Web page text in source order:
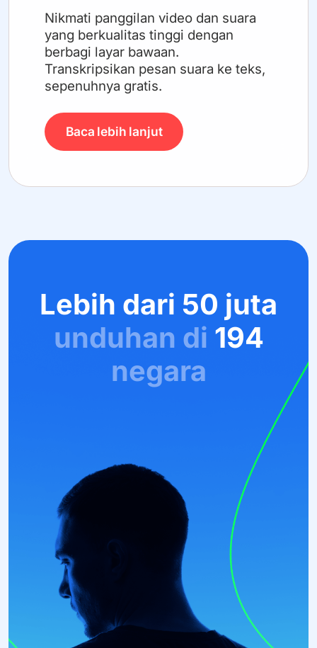
Nikmati panggilan video dan suara
yang berkualitas tinggi dengan
berbagi layar bawaan.
Transkripsikan pesan suara ke teks,
sepenuhnya gratis.
Baca lebih lanjut
Lebih dari 50 juta
unduhan di 194
negara